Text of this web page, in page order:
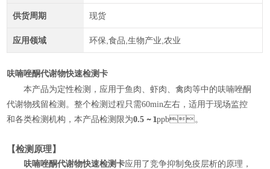
供货周期 现货
应用领域 环保,食品,生物产业,农业
呋喃唑酮代谢物快速检测卡
本产品为定性检测，应用于鱼肉、虾肉、禽肉等中的呋喃唑酮
代谢物残留检测。整个检测过程只需60min左右，适用于现场监控
和各类检测机构，本产品检测 限为0.5~ 1ppb。
【检测原理】
呋喃唑酮代谢物快速检测卡应用了竞争抑制免疫层析的原理，